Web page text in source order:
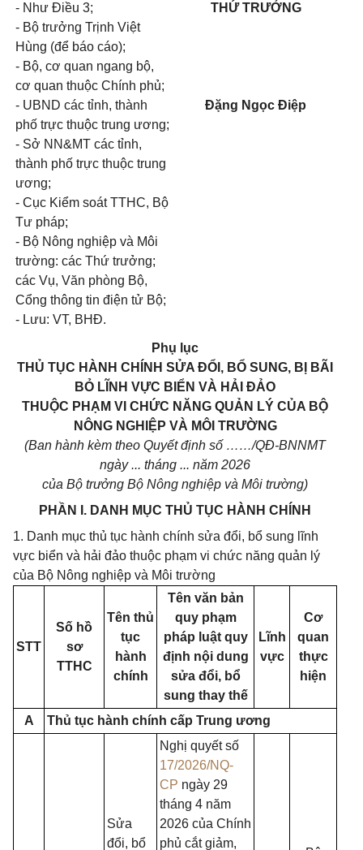
- Như Điều 3;
- Bộ trưởng Trịnh Việt
Hùng (để báo cáo);
- Bộ, cơ quan ngang bộ,
cơ quan thuộc Chính phủ;
- UBND các tỉnh, thành
phố trực thuộc trung ương;
- Sở NN&MT các tỉnh,
thành phố trực thuộc trung
ương;
- Cục Kiểm soát TTHC, Bộ
Tư pháp;
- Bộ Nông nghiệp và Môi
trường: các Thứ trưởng;
các Vụ, Văn phòng Bộ,
Cổng thông tin điện tử Bộ;
- Lưu: VT, BHĐ.
THỨ TRƯỞNG
Đặng Ngọc Điệp
Phụ lục
THỦ TỤC HÀNH CHÍNH SỬA ĐỔI, BỔ SUNG, BỊ BÃI
BỎ LĨNH VỰC BIỂN VÀ HẢI ĐẢO
THUỘC PHẠM VI CHỨC NĂNG QUẢN LÝ CỦA BỘ
NÔNG NGHIỆP VÀ MÔI TRƯỜNG
(Ban hành kèm theo Quyết định số ……/QĐ-BNNMT
ngày ... tháng ... năm 2026
của Bộ trưởng Bộ Nông nghiệp và Môi trường)
PHẦN I. DANH MỤC THỦ TỤC HÀNH CHÍNH
1. Danh mục thủ tục hành chính sửa đổi, bổ sung lĩnh
vực biển và hải đảo thuộc phạm vi chức năng quản lý
của Bộ Nông nghiệp và Môi trường
STT
Số hồ
sơ
TTHC
Tên thủ
tục
hành
chính
Tên văn bản
quy phạm
pháp luật quy
định nội dung
sửa đổi, bổ
sung thay thế
Lĩnh
vực
Cơ
quan
thực
hiện
A Thủ tục hành chính cấp Trung ương
Sửa
đổi, bổ
Nghị quyết số
17/2026/NQ-
CP ngày 29
tháng 4 năm
2026 của Chính
phủ cắt giảm,